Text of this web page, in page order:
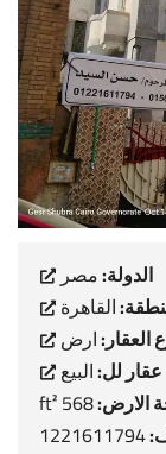
الدولة:مصر
القاهرة
العقار:ارض
عقار لل:البيع
الارض:568 ft²
1221611794